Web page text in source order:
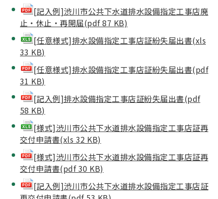
[記入例]渋川市公共下水道排水設備指定工事店廃
止・休止・再開届(pdf 87 KB)
[任意様式]排水設備指定工事店証紛失届出書(xls
33 KB)
[任意様式]排水設備指定工事店証紛失届出書(pdf
31 KB)
[記入例]排水設備指定工事店証紛失届出書(pdf
58 KB)
[様式]渋川市公共下水道排水設備指定工事店証再
交付申請書(xls 32 KB)
[様式]渋川市公共下水道排水設備指定工事店証再
交付申請書(pdf 30 KB)
[記入例]渋川市公共下水道排水設備指定工事店証